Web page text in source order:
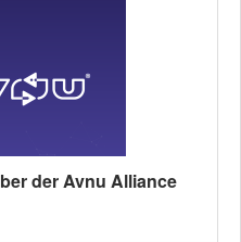
der Avnu Alliance